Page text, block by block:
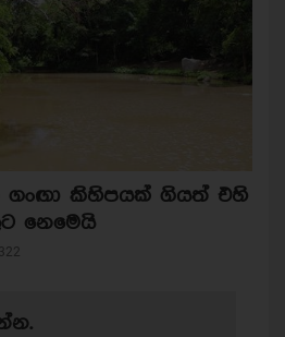
ගංඟා කිහිපයක් ගියත් එහි
නෙමෙයි
322